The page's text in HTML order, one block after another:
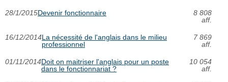
28/1/2015Devenir fonctionnaire
8 808
aff.
16/12/2014La nécessité de l'anglais dans le milieu
professionnel
7 869
aff.
01/11/2014Doit on maitriser l'anglais pour un poste
dans le fonctionnariat ?
10 054
aff.